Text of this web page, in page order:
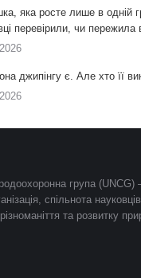
яка росте лише в одній
перевірили, чи пережила
джипінгу є. Але хто її
група (UNCG)
спільнота
та розвитку